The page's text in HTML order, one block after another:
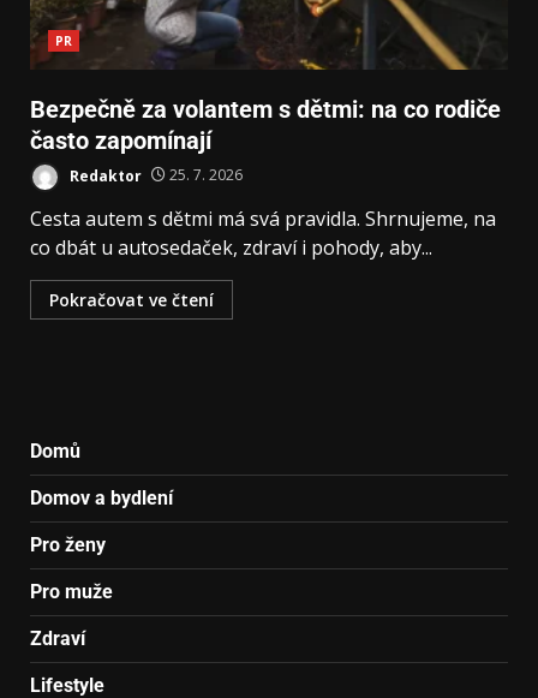
PR
Bezpečně za volantem s dětmi: na co rodiče
často zapomínají
Redaktor 25. 7. 2026
Cesta autem s dětmi má svá pravidla. Shrnujeme, na
co dbát u autosedaček, zdraví i pohody, aby...
Pokračovat ve čtení
Domů
Domov a bydlení
Pro ženy
Pro muže
Zdraví
Lifestyle